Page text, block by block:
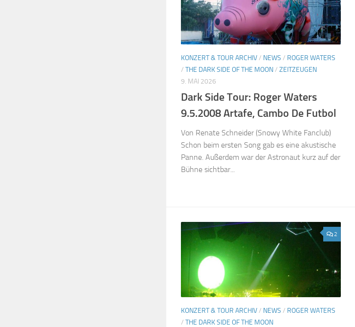
KONZERT & TOUR ARCHIV/ NEWS / ROGER WATERS
/ THE DARK SIDE OF THE MOON/ ZEITZEUGEN
9. MAI 2026
Dark Side Tour: Roger Waters
9.5.2008 Artafe, Cambo De Futbol
Von Renate Schneider (Snowy White Fanclub)
Schon beim ersten Song gab es eine akustische
Panne. Außerdem war der Astronaut kurz auf der
Bühne sichtbar...
2
KONZERT & TOUR ARCHIV/ NEWS / ROGER WATERS
/ THE DARK SIDE OF THE MOON